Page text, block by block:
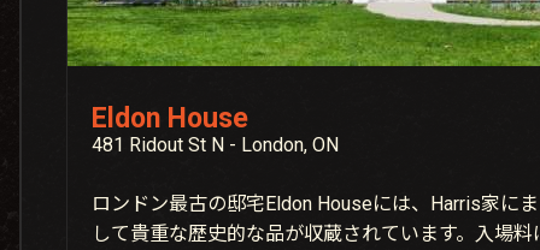
Eldon House
481 Ridout St N - London, ON
ロンドン最古の邸宅Eldon Houseには、Harris家に
して貴重な歴史的な品が収蔵されています。入場